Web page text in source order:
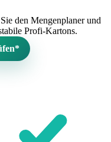
den Mengenplaner und
Profi-Kartons.